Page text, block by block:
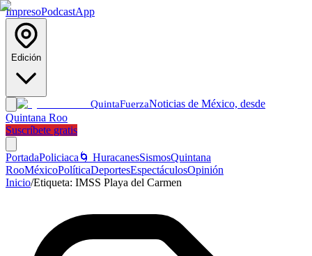
ImpresoPodcastApp
Edición
QuintaFuerzaNoticias de México, desde
Quintana Roo
Suscríbete gratis
PortadaPoliciaca 🌀 HuracanesSismosQuintana
RooMéxicoPolíticaDeportesEspectáculosOpinión
Inicio/Etiqueta: IMSS Playa del Carmen